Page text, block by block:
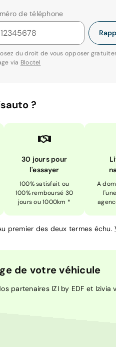
de téléphone
du droit de vous opposer
via Bloctel
?
30 jours pour
l'essayer
100% satisfait ou
100% remboursé 30
jours ou 1000km *
A
premier des deux termes échu.
de votre véhicule
partenaires IZI by EDF et Izivia